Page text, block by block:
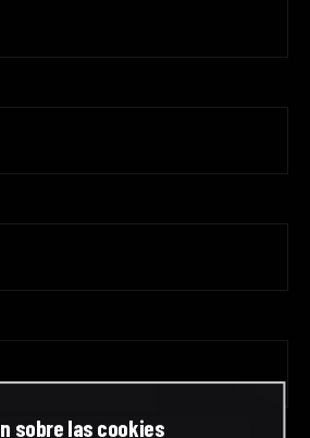
sobre las cookies